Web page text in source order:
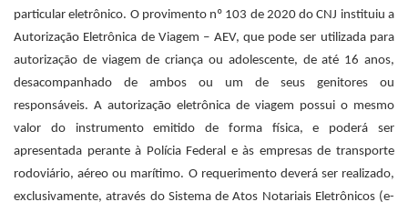
particular eletrônico. O provimento nº 103 de 2020 do CNJ instituiu a
Autorização Eletrônica de Viagem – AEV, que pode ser utilizada para
autorização de viagem de criança ou adolescente, de até 16 anos,
desacompanhado de ambos ou um de seus genitores ou
responsáveis. A autorização eletrônica de viagem possui o mesmo
valor do instrumento emitido de forma física, e poderá ser
apresentada perante à Polícia Federal e às empresas de transporte
rodoviário, aéreo ou marítimo. O requerimento deverá ser realizado,
exclusivamente, através do Sistema de Atos Notariais Eletrônicos (e-